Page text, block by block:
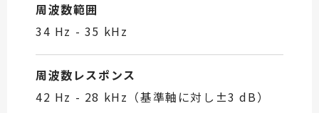
周波数範囲
34 Hz - 35 kHz
周波数レスポンス
42 Hz - 28 kHz（基準軸に対し±3 dB）